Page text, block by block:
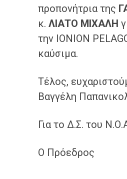
προπονήτρια της
κ. ΛΙΑΤΟ ΜΙΧΑΛΗ
την IONION
καύσιμα.
​Τέλος,
Βαγγέλη
Για το Δ.Σ. του
Ο Πρόεδρος